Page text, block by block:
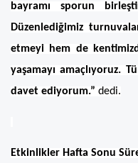
bayramı sporun
Düzenlediğimiz
etmeyi hem de
yaşamayı amaçlıyoruz.
davet ediyorum.” dedi.
Etkinlikler Hafta Sonu